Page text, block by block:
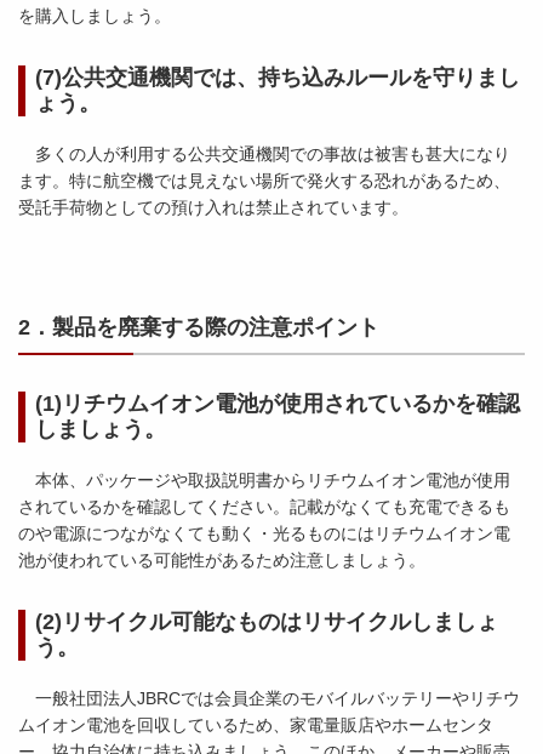
を購入しましょう。
(7)公共交通機関では、持ち込みルールを守りまし
ょう。
多くの人が利用する公共交通機関での事故は被害も甚大になり
ます。特に航空機では見えない場所で発火する恐れがあるため、
受託手荷物としての預け入れは禁止されています。
2．製品を廃棄する際の注意ポイント
(1)リチウムイオン電池が使用されているかを確認
しましょう。
本体、パッケージや取扱説明書からリチウムイオン電池が使用
されているかを確認してください。記載がなくても充電できるも
のや電源につながなくても動く・光るものにはリチウムイオン電
池が使われている可能性があるため注意しましょう。
(2)リサイクル可能なものはリサイクルしましょ
う。
一般社団法人JBRCでは会員企業のモバイルバッテリーやリチウ
ムイオン電池を回収しているため、家電量販店やホームセンタ